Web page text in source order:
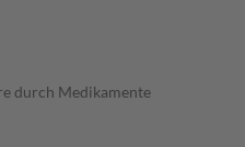
durch Medikamente